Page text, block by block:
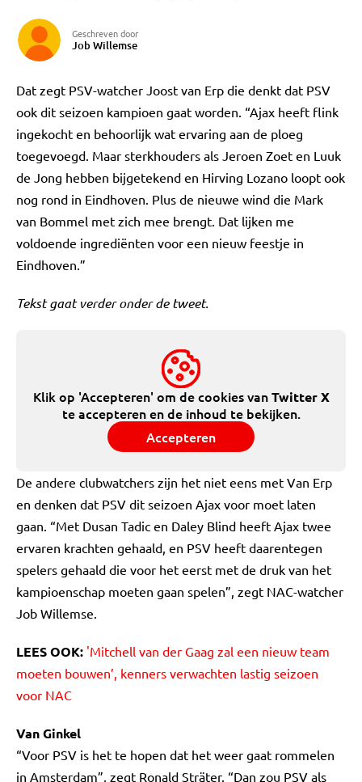
Geschreven door
Job Willemse
Dat zegt PSV-watcher Joost van Erp die denkt dat PSV
ook dit seizoen kampioen gaat worden. “Ajax heeft flink
ingekocht en behoorlijk wat ervaring aan de ploeg
toegevoegd. Maar sterkhouders als Jeroen Zoet en Luuk
de Jong hebben bijgetekend en Hirving Lozano loopt ook
nog rond in Eindhoven. Plus de nieuwe wind die Mark
van Bommel met zich mee brengt. Dat lijken me
voldoende ingrediënten voor een nieuw feestje in
Eindhoven.”
Tekst gaat verder onder de tweet.
Klik op 'Accepteren' om de cookies vanTwitter X
te accepteren en de inhoud te bekijken.
Accepteren
De andere clubwatchers zijn het niet eens met Van Erp
en denken dat PSV dit seizoen Ajax voor moet laten
gaan. “Met Dusan Tadic en Daley Blind heeft Ajax twee
ervaren krachten gehaald, en PSV heeft daarentegen
spelers gehaald die voor het eerst met de druk van het
kampioenschap moeten gaan spelen”, zegt NAC-watcher
Job Willemse.
LEES OOK: 'Mitchell van der Gaag zal een nieuw team
moeten bouwen’, kenners verwachten lastig seizoen
voor NAC
Van Ginkel
“Voor PSV is het te hopen dat het weer gaat rommelen
in Amsterdam”, zegt Ronald Sträter. “Dan zou PSV als